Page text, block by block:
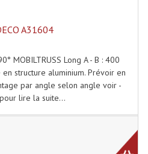
De Compression
Et CDs Sources
PA & Micro Pupitre
A31604
MOBILTRUSS Long A - B : 400
structure aluminium. Prévoir en
par angle selon angle voir -
lire la suite...